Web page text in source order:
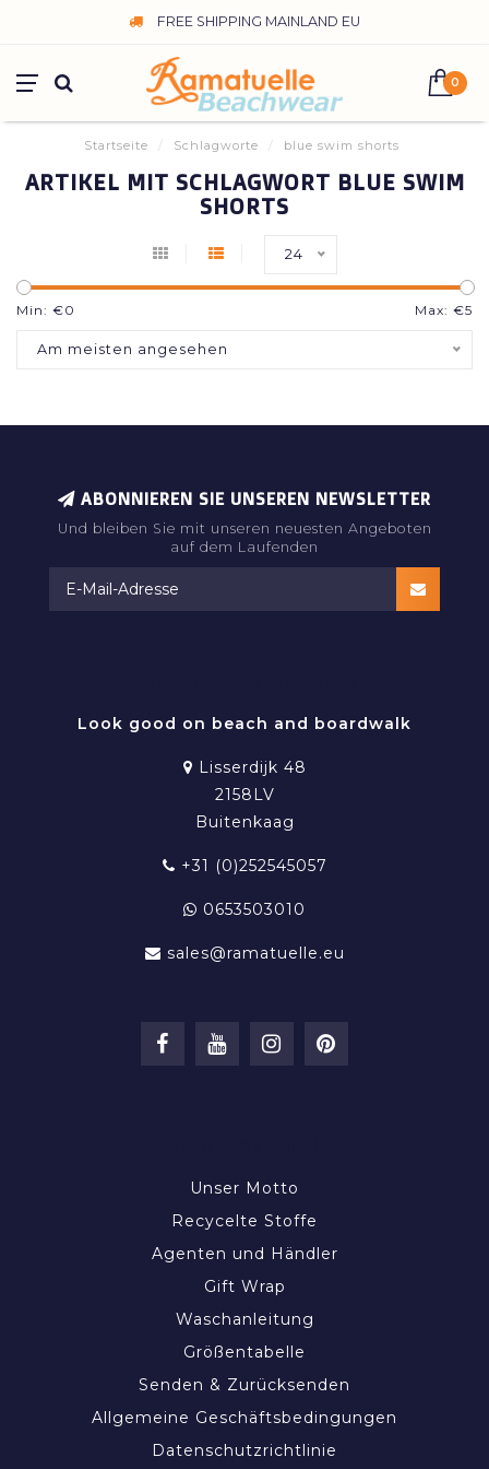
FREE SHIPPING MAINLAND EU
0
Startseite / Schlagworte / blue swim shorts
ARTIKEL MIT SCHLAGWORT BLUE SWIM
SHORTS
24
Min: €0 Max: €5
Am meisten angesehen
ABONNIEREN SIE UNSEREN NEWSLETTER
Und bleiben Sie mit unseren neuesten Angeboten
auf dem Laufenden
Look good on beach and boardwalk
Lisserdijk 48
2158LV
Buitenkaag
+31 (0)252545057
0653503010
sales@ramatuelle.eu
Unser Motto
Recycelte Stoffe
Agenten und Händler
Gift Wrap
Waschanleitung
Größentabelle
Senden & Zurücksenden
Allgemeine Geschäftsbedingungen
Datenschutzrichtlinie